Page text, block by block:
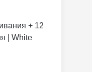
+ 12
| White